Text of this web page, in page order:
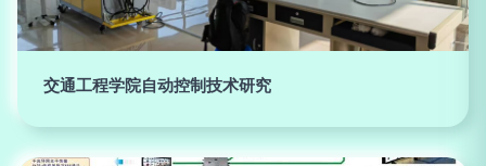
交通工程学院自动控制技术研究